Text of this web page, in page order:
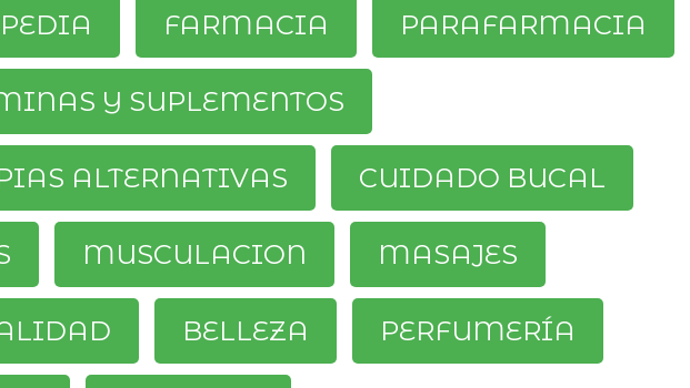
FARMACIA PARAFARMACIA
Y SUPLEMENTOS
ALTERNATIVAS CUIDADO BUCAL
MUSCULACION MASAJES
BELLEZA PERFUMERÍA